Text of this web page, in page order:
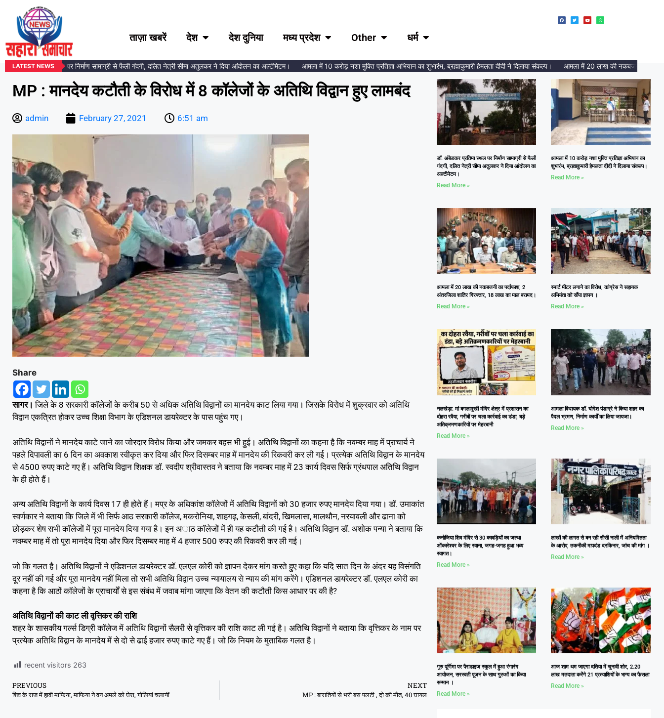
ताज़ा खबरें देश देश दुनिया मध्य प्रदेश Other धर्म
LATEST NEWS
प्रतिमा स्थल पर निर्माण सामाग्री से फैली गंदगी, दलित नेत्री सीमा अतुलकर ने दिया आंदोलन का अल्टीमेटम। आमला में 10 करोड़ नशा मुक्ति प्रतिज्ञा अभियान का शुभारंभ, ब्रह्माकुमारी हेमलता दीदी ने दिलाया संकल्प। आमला में 20 लाख की नकबजनी का पर्दाफाश,
MP : मानदेय कटौती के विरोध में 8 कॉलेजों के अतिथि विद्वान हुए लामबंद
admin February 27, 2021 6:51 am
Share
सागर। जिले के 8 सरकारी कॉलेजों के करीब 50 से अधिक अतिथि विद्वानों का मानदेय काट लिया गया। जिसके विरोध में शुक्रवार को अतिथि
विद्वान एकत्रित होकर उच्च शिक्षा विभाग के एडिशनल डायरेक्टर के पास पहुंच गए।
अतिथि विद्वानों ने मानदेय काटे जाने का जोरदार विरोध किया और जमकर बहस भी हुई। अतिथि विद्वानों का कहना है कि नवम्बर माह में प्राचार्य ने
पहले दिपावली का 6 दिन का अवकाश स्वीकृत कर दिया और फिर दिसम्बर माह में मानदेय की रिकवरी कर ली गई। प्रत्येक अतिथि विद्वान के मानदेय
से 4500 रुपए काटे गए हैं। अतिथि विद्वान शिक्षक डॉ. स्वदीप श्रीवास्तव ने बताया कि नवम्बर माह में 23 कार्य दिवस सिर्फ ग्रंथपाल अतिथि विद्वान
के ही होते हैं।
अन्य अतिथि विद्वानों के कार्य दिवस 17 ही होते हैं। मप्र के अधिकांश कॉलेजों में अतिथि विद्वानों को 30 हजार रुपए मानदेय दिया गया। डॉ. उमाकांत
स्वर्णकार ने बताया कि जिले में भी सिर्फ आठ सरकारी कॉलेज, मकरोनिया, शाहगढ़, केसली, बांदरी, खिमलासा, मालथौन, नरयावली और ढाना को
छोड़कर शेष सभी कॉलेजों में पूरा मानदेय दिया गया है। इन अाठ कॉलेजों में ही यह कटौती की गई है। अतिथि विद्वान डॉ. अशोक पन्या ने बताया कि
नवम्बर माह में तो पूरा मानदेय दिया और फिर दिसम्बर माह में 4 हजार 500 रुपए की रिकवरी कर ली गई।
जो कि गलत है। अतिथि विद्वानों ने एडिशनल डायरेक्टर डॉ. एलएल कोरी को ज्ञापन देकर मांग करते हुए कहा कि यदि सात दिन के अंदर यह विसंगति
दूर नहीं की गई और पूरा मानदेय नहीं मिला तो सभी अतिथि विद्वान उच्च न्यायालय से न्याय की मांग करेंगे। एडिशनल डायरेक्टर डॉ. एलएल कोरी का
कहना है कि आठों कॉलेजों के प्राचार्यों से इस संबंध में जवाब मांगा जाएगा कि वेतन की कटौती किस आधार पर की है?
अतिथि विद्वानों की काट ली वृत्तिकर की राशि
शहर के शासकीय गर्ल्स डिग्री कॉलेज में अतिथि विद्वानों सैलरी से वृत्तिकर की राशि काट ली गई है। अतिथि विद्वानों ने बताया कि वृत्तिकर के नाम पर
प्रत्येक अतिथि विद्वान के मानदेय में से दो से ढाई हजार रुपए काटे गए हैं। जो कि नियम के मुताबिक गलत है।
recent visitors 263
PREVIOUS
शिव के राज में हावी माफिया, माफिया ने वन अमले को घेरा, गोलियां चलायीं
NEXT
MP : बारातियों से भरी बस पलटी , दो की मौत, 40 घायल
डॉ. अंबेडकर प्रतिमा स्थल पर निर्माण सामाग्री से फैली
गंदगी, दलित नेत्री सीमा अतुलकर ने दिया आंदोलन का
अल्टीमेटम।
Read More »
आमला में 10 करोड़ नशा मुक्ति प्रतिज्ञा अभियान का
शुभारंभ, ब्रह्माकुमारी हेमलता दीदी ने दिलाया संकल्प।
Read More »
आमला में 20 लाख की नकबजनी का पर्दाफाश, 2
अंतरजिला शातिर गिरफ्तार, 18 लाख का माल बरामद।
Read More »
स्मार्ट मीटर लगाने का विरोध, कांग्रेस ने सहायक
अभियंता को सौंपा ज्ञापन ।
Read More »
नलखेड़ा: मां बगलामुखी मंदिर क्षेत्र में प्रशासन का
दोहरा रवैया, गरीबों पर चला कार्रवाई का डंडा, बड़े
अतिक्रमणकारियों पर मेहरबानी
Read More »
आमला विधायक डॉ. योगेश पंडाग्रे ने किया शहर का
पैदल भ्रमण, निर्माण कार्यों का लिया जायजा।
Read More »
कनोजिया शिव मंदिर से 30 कावड़ियों का जत्था
ओंकारेश्वर के लिए रवाना, जगह-जगह हुआ भव्य
स्वागत।
Read More »
लाखों की लागत से बन रही सीसी नाली में अनियमितता
के आरोप, तकनीकी मापदंड दरकिनार, जांच की मांग ।
Read More »
गुरु पूर्णिमा पर पैराडाइज स्कूल में हुआ रंगारंग
आयोजन, सरस्वती पूजन के साथ गुरुओं का किया
सम्मान ।
Read More »
आज शाम थम जाएगा दतिया में चुनावी शोर, 2.20
लाख मतदाता करेंगे 21 प्रत्याशियों के भाग्य का फैसला
Read More »